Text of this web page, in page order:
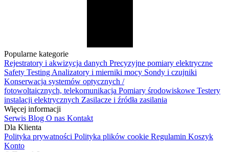
Popularne kategorie
Rejestratory i akwizycja danych Precyzyjne pomiary elektryczne
Safety TestingAnalizatory i mierniki mocy Sondy i czujniki
Konserwacja systemów optycznych /
fotowoltaicznych, telekomunikacja Pomiary środowiskowe Testery
instalacji elektrycznych Zasilacze i źródła zasilania
Więcej informacji
Serwis Blog O nas Kontakt
Dla Klienta
Polityka prywatności Polityka plików cookie Regulamin Koszyk
Konto